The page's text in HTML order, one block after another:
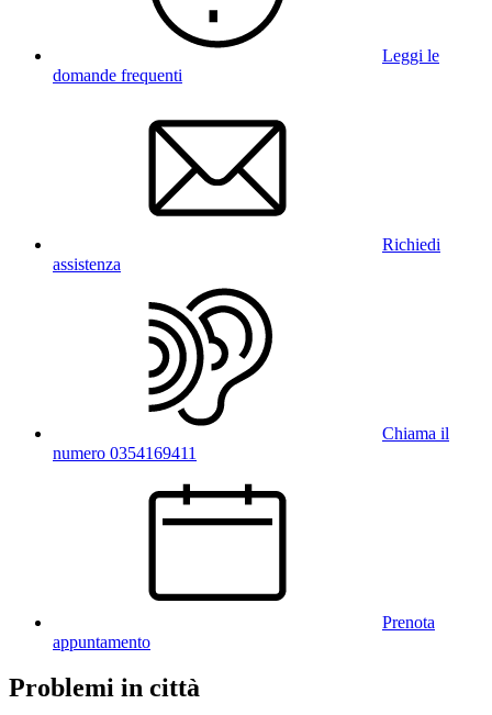
Leggi le
domande frequenti
Richiedi
assistenza
Chiama il
numero 0354169411
Prenota
appuntamento
Problemi in città